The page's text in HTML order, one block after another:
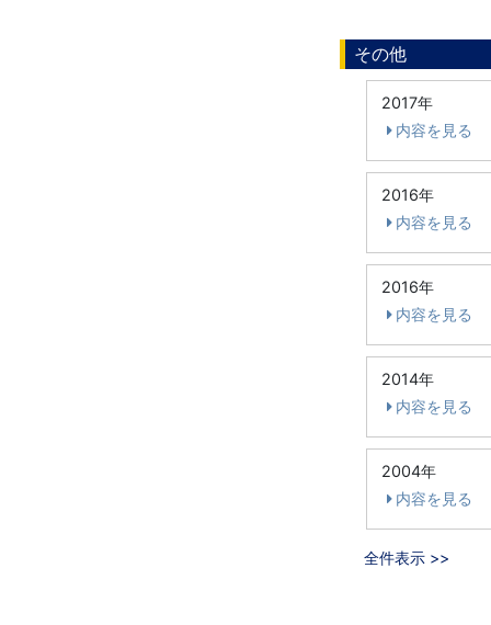
その他
2017年
内容を見る
2016年
内容を見る
2016年
内容を見る
2014年
内容を見る
2004年
内容を見る
全件表示 >>